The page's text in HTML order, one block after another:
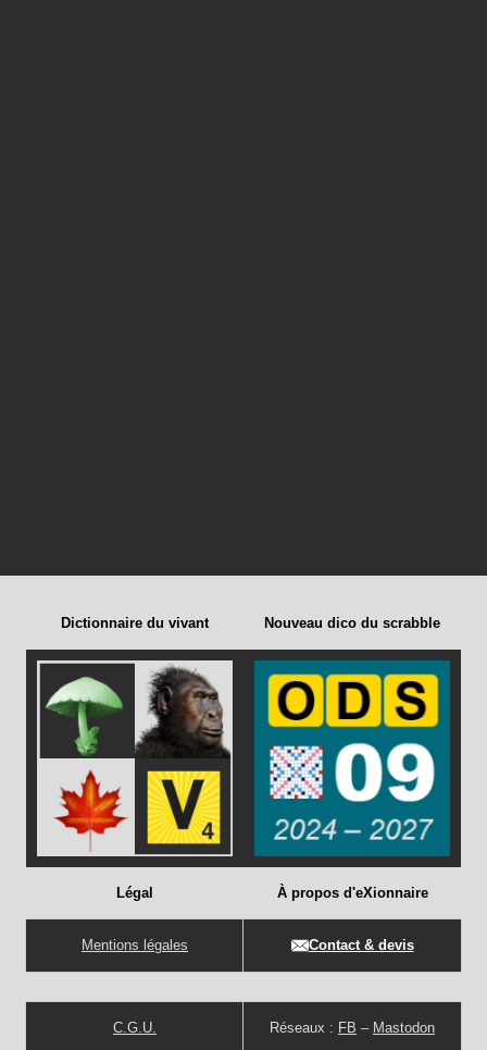
Dictionnaire du vivant Nouveau dico du scrabble
Légal
Mentions légales
C.G.U.
À propos d'eXionnaire
Contact & devis
Réseaux : FB – Mastodon